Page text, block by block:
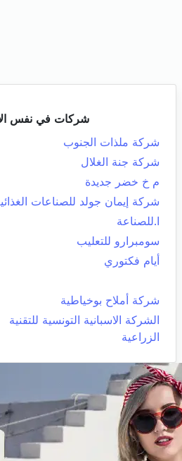
شركات في نفس
شركة ملذات الجنوب
شركة جنة الغلال
م خ خضر جديدة
شركة إيمان جولد للصناعات
ا.للصناعة
سومبرارو للتعليب
أيام فكتوري
شركة أملاح بوخياطية
الشركة الاسبانية التونسية للتقنية
الزراعية